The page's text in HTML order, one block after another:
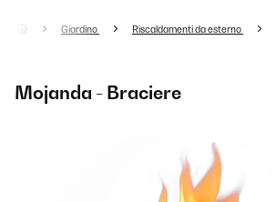
Giardino Riscaldamenti da esterno
Mojanda - Braciere